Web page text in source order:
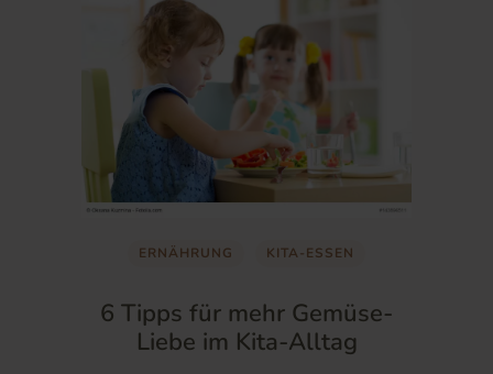
ERNÄHRUNG KITA-ESSEN
6 Tipps für mehr Gemüse-
Liebe im Kita-Alltag